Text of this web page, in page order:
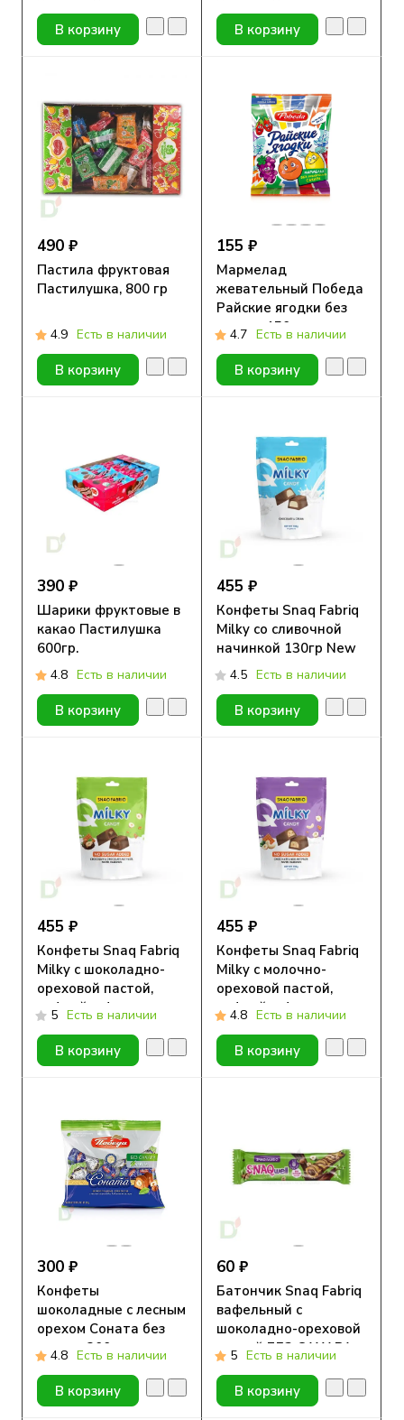
трюфелем 200гр
В корзину
клубникой 200гр
В корзину
490 ₽
Пастила фруктовая
Пастилушка, 800 гр
4.9 Есть в наличии
В корзину
155 ₽
Мармелад
жевательный Победа
Райские ягодки без
сахара 150гр
4.7 Есть в наличии
В корзину
390 ₽
Шарики фруктовые в
какао Пастилушка
600гр.
4.8 Есть в наличии
В корзину
455 ₽
Конфеты Snaq Fabriq
Milky со сливочной
начинкой 130гр New
4.5 Есть в наличии
В корзину
455 ₽
Конфеты Snaq Fabriq
Milky с шоколадно-
ореховой пастой,
вафлей и фундуком
130гр New
5 Есть в наличии
В корзину
455 ₽
Конфеты Snaq Fabriq
Milky с молочно-
ореховой пастой,
вафлей и фундуком
130гр New
4.8 Есть в наличии
В корзину
300 ₽
Конфеты
шоколадные с лесным
орехом Соната без
сахара 200г.
4.8 Есть в наличии
В корзину
60 ₽
Батончик Snaq Fabriq
вафельный с
шоколадно-ореховой
пастой БЕЗ САХАРА
20гр.
5 Есть в наличии
В корзину